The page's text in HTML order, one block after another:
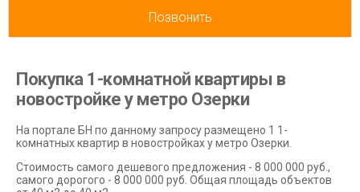
Позвонить
Покупка 1-комнатной квартиры в
новостройке у метро Озерки
На портале БН по данному запросу размещено 1 1-
комнатных квартир в новостройках у метро Озерки.
Стоимость самого дешевого предложения - 8 000 000 руб.,
самого дорогого - 8 000 000 руб. Общая площадь объектов